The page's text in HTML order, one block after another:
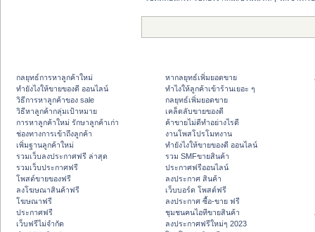
กลยุทธ์การหาลูกค้าใหม่
ทํายังไงให้ขายของดี ออนไลน์
วิธีการหาลูกค้าของ sale
วิธีหาลูกค้ากลุ่มเป้าหมาย
การหาลูกค้าใหม่ รักษาลูกค้าเก่า
ช่องทางการเข้าถึงลูกค้า
เพิ่มฐานลูกค้าใหม่
รวมเว็บลงประกาศฟรี ล่าสุด
รวมเว็บประกาศฟรี
โพสต์ขายของฟรี
ลงโฆษณาสินค้าฟรี
โฆษณาฟรี
ประกาศฟรี
เว็บฟรีไม่จำกัด
หากลยุทธ์เพิ่มยอดขาย
ทําไงให้ลูกค้าเข้าร้านเยอะ ๆ
กลยุทธ์เพิ่มยอดขาย
เคล็ดลับขายของดี
ค้าขายไม่ดีทำอย่างไรดี
งานโพสโปรโมทงาน
ทํายังไงให้ขายของดี ออนไลน์
รวม SMFขายสินค้า
ประกาศฟรีออนไลน์
ลงประกาศ สินค้า
เว็บบอร์ด โพสต์ฟรี
ลงประกาศ ซื้อ-ขาย ฟรี
ชุมชนคนไอทีขายสินค้า
ลงประกาศฟรีใหม่ๆ 2023